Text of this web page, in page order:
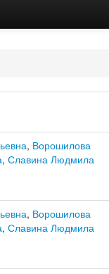
, Ворошилова
, Славина Людмила
, Ворошилова
, Славина Людмила